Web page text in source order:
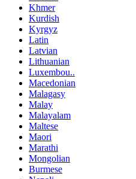
Khmer
Kurdish
Kyrgyz
Latin
Latvian
Lithuanian
Luxembou..
Macedonian
Malagasy
Malay
Malayalam
Maltese
Maori
Marathi
Mongolian
Burmese